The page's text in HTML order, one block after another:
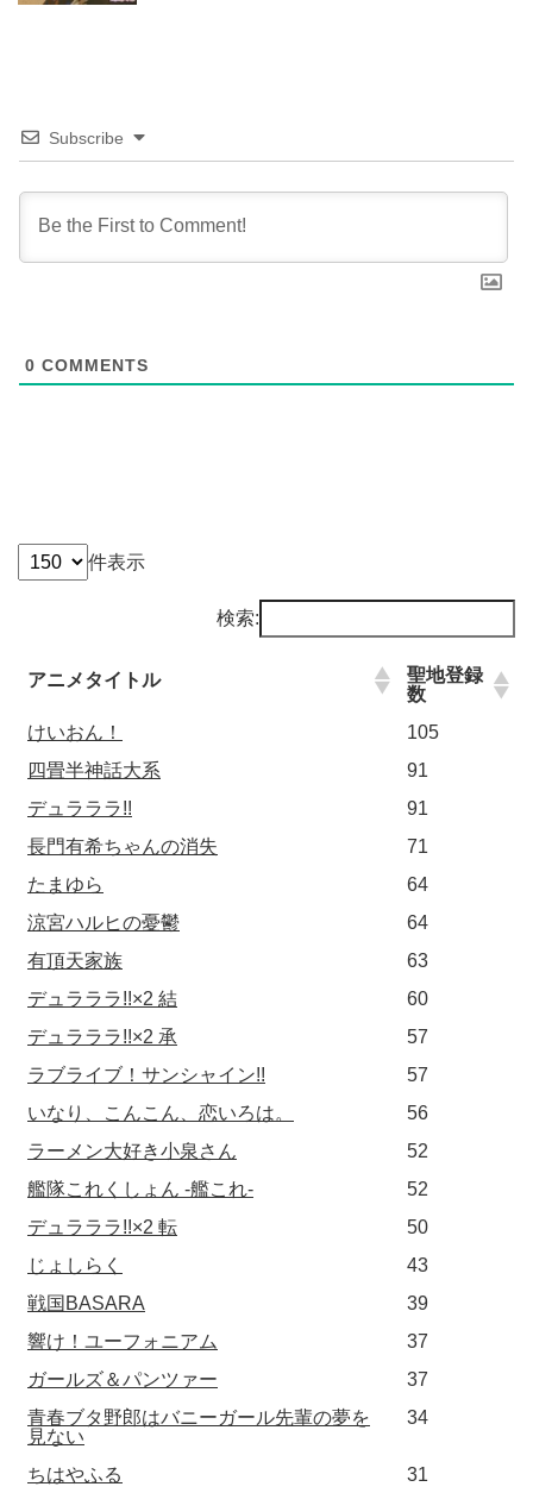
Subscribe
0 COMMENTS
件表示
検索:
アニメタイトル
聖地登録
数
けいおん！
105
四畳半神話大系
91
デュラララ!!
91
長門有希ちゃんの消失
71
たまゆら
64
涼宮ハルヒの憂鬱
64
有頂天家族
63
デュラララ!!×2 結
60
デュラララ!!×2 承
57
ラブライブ！サンシャイン!!
57
いなり、こんこん、恋いろは。
56
ラーメン大好き小泉さん
52
艦隊これくしょん -艦これ-
52
デュラララ!!×2 転
50
じょしらく
43
戦国BASARA
39
響け！ユーフォニアム
37
ガールズ＆パンツァー
37
青春ブタ野郎はバニーガール先輩の夢を
見ない
34
ちはやふる
31